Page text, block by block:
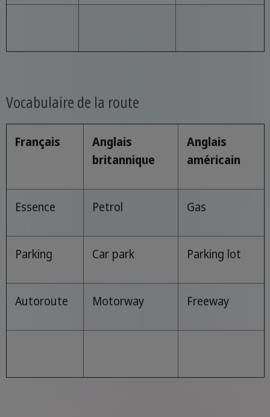
Vocabulaire de la route
Français
Anglais
britannique
Anglais
américain
Essence Petrol Gas
Parking Car park Parking lot
Autoroute Motorway Freeway